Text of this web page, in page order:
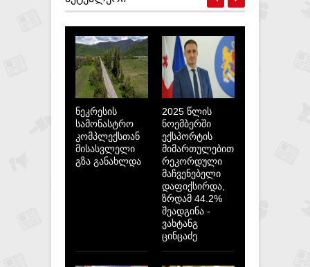
ნეკრესის
სამონასტრო
კომპლექსთან
მისასვლელი
გზა განახლდა
2025 წლის
ნოემბერში
ექსპორტის
მიმართულებით
რეკორდული
მაჩვენებელი
დაფიქსირდა,
ზრდამ 44.2%
შეადგინა -
ვახტანგ
ცინცაძე